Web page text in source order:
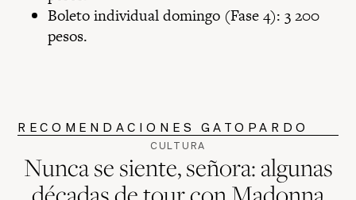
Boleto individual domingo (Fase 4): 3 200
pesos.
RECOMENDACIONES GATOPARDO
CULTURA
Nunca se siente, señora: algunas